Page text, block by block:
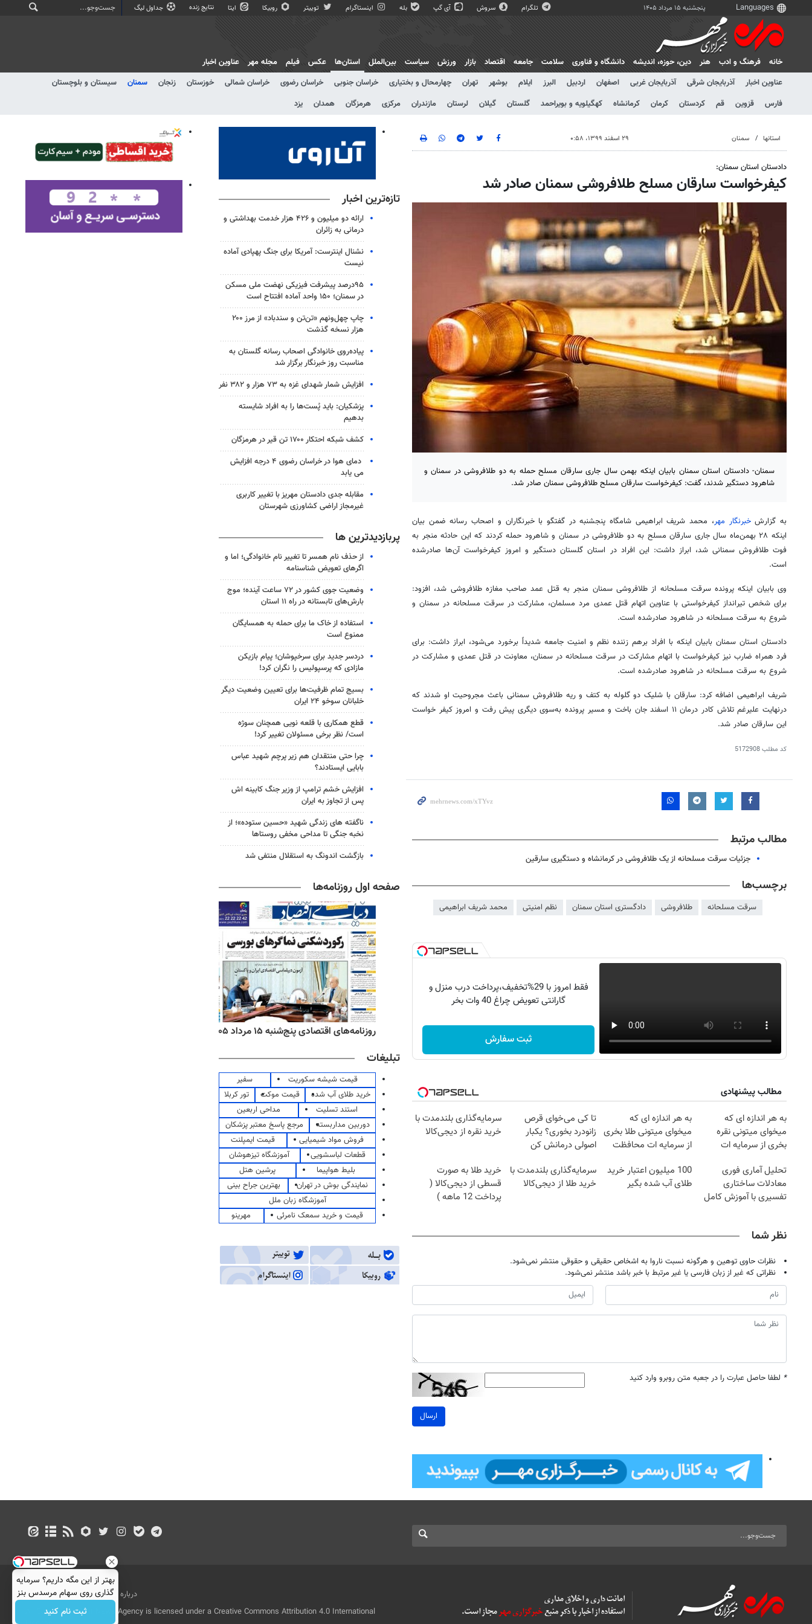
پنجشنبه ۱۵ مرداد ۱۴۰۵ تلگرام سروش آی گپ بله اینستاگرام توییتر روبیکا ایتا نتایج زنده جداول لیگ
خانه فرهنگ و ادب هنر دين، حوزه، انديشه دانشگاه و فناوری سلامت جامعه اقتصاد بازار ورزش سیاست بین‌الملل
استان‌ها
عناوین اخبار
آذربایجان شرقی آذربایجان غربی اصفهان اردبیل البرز ایلام بوشهر تهران چهارمحال و بختیاری خراسان جنوبی خراسان رضوی خراسان شمالی خوزستان زنجان سمنان
سیستان و بلوچستان
فارس
قزوین قم کردستان کرمان کرمانشاه کهگیلویه و بویراحمد گلستان گیلان لرستان مازندران مرکزی هرمزگان همدان یزد
عکس فیلم مجله مهر عناوین اخبار
استانها سمنان ۲۹ اسفند ۱۳۹۹، ۰:۵۸
دادستان استان سمنان:
کیفرخواست سارقان مسلح طلافروشی سمنان صادر شد
سمنان- دادستان استان سمنان بابیان اینکه بهمن سال جاری سارقان مسلح حمله به دو طلافروشی در سمنان و
شاهرود دستگیر شدند، گفت: کیفرخواست سارقان مسلح طلافروشی سمنان صادر شد.
به گزارشخبرنگار مهر، محمد شریف ابراهیمی شامگاه پنجشنبهدر گفتگو با خبرنگاران و اصحاب رسانه ضمن بیان
اینکه ۲۸ بهمن‌ماه سال جاری سارقان مسلح به دو طلافروشی در سمنان و شاهرود حمله کردند که این حادثه منجر به
فوت طلافروش سمنانی شد، ابراز داشت: این افراد در استان گلستان دستگیر و امروز کیفرخواست آن‌ها صادرشده
است.
وی بابیان اینکه پرونده سرقت مسلحانه از طلافروشی سمنان منجر به قتل عمد صاحب مغازه طلافروشی شد، افزود:
برای شخص تیرانداز کیفرخواستی با عناوین اتهام قتل عمدی مرد مسلمان، مشارکت در سرقت مسلحانه در سمنان و
شروع به سرقت مسلحانه در شاهرود صادرشده است.
دادستان استان سمنان بابیان اینکه با افراد برهم زننده نظم و امنیت جامعه شدیداً برخورد می‌شود، ابراز داشت: برای
فرد همراه ضارب نیز کیفرخواست با اتهام مشارکت در سرقت مسلحانه در سمنان، معاونت در قتل عمدی و مشارکت در
شروع به سرقت مسلحانه در شاهرود صادرشده است.
شریف ابراهیمی اضافه کرد: سارقان با شلیک دو گلوله به کتف و ریه طلافروش سمنانی باعث مجروحیت او شدند که
درنهایت علیرغم تلاش کادر درمان ۱۱ اسفند جان باخت و مسیر پرونده به‌سوی دیگری پیش رفت و امروز کیفر خواست
این سارقان صادر شد.
کد مطلب5172908
مطالب مرتبط
جزئیات سرقت مسلحانه از یک طلافروشی در کرمانشاه و دستگیری سارقین
برچسب‌ها
سرقت مسلحانه طلافروشی دادگستری استان سمنان نظم امنیتی محمد شریف ابراهیمی
فقط امروز با 29%تخفیف،پرداخت درب منزل و
گارانتی تعویض چراغ 40 وات بخر
ثبت سفارش
مطالب پیشنهادی
به هر اندازه ای که
میخوای میتونی نقره
بخری از سرمایه ات
به هر اندازه ای که
میخوای میتونی طلا بخری
از سرمایه ات محافظت
تا کی می‌خوای قرص
زانودرد بخوری؟ یکبار
اصولی درمانش کن
سرمایه‌گذاری بلندمدت با
خرید نقره از دیجی‌کالا
تحلیل آماری فوری
معادلات ساختاری
تفسیری با آموزش کامل
100 میلیون اعتبار خرید
طلای آب شده بگیر
سرمایه‌گذاری بلندمدت با
خرید طلا از دیجی‌کالا
خرید طلا به صورت
قسطی از دیجی‌کالا (
پرداخت 12 ماهه )
نظر شما
نظرات حاوی توهین و هرگونه نسبت ناروا به اشخاص حقیقی و حقوقی منتشر نمی‌شود.
نظراتی که غیر از زبان فارسی یا غیر مرتبط با خبر باشد منتشر نمی‌شود.
* لطفا حاصل عبارت را در جعبه متن روبرو وارد کنید
ارسال
تازه‌ترین اخبار
ارائه دو میلیون و ۴۲۶ هزار خدمت بهداشتی و
درمانی به زائران
نشنال اینترست: آمریکا برای جنگ پهپادی آماده
نیست
۹۵درصد پیشرفت فیزیکی نهضت ملی مسکن
در سمنان؛ ۱۵۰ واحد آماده افتتاح است
چاپ چهل‌ونهم «تن‌تن و سندباد» از مرز ۲۰۰
هزار نسخه گذشت
پیاده‌روی خانوادگی اصحاب رسانه گلستان به
مناسبت روز خبرنگار برگزار شد
افزایش شمار شهدای غزه به ۷۳ هزار و ۳۸۲ نفر
پزشکیان: باید پُست‌ها را به افراد شایسته
بدهیم
کشف شبکه احتکار ۱۷۰۰ تن قیر در هرمزگان
دمای هوا در خراسان رضوی ۴ درجه افزایش
می یابد
مقابله جدی دادستان مهریز با تغییر کاربری
غیرمجاز اراضی کشاورزی شهرستان
پربازدیدترین ها
از حذف نام همسر تا تغییر نام خانوادگی؛ اما و
اگرهای تعویض شناسنامه
وضعیت جوی کشور در ۷۲ ساعت آینده؛ موج
بارش‌های تابستانه در راه ۱۱ استان
استفاده از خاک ما برای حمله به همسایگان
ممنوع است
دردسر جدید برای سرخپوشان؛ پیام بازیکن
مازادی که پرسپولیس را نگران کرد!
بسیج تمام ظرفیت‌ها برای تعیین وضعیت دیگر
خلبانان سوخو ۲۴ ایران
قطع همکاری با قلعه نویی همچنان سوژه
است/ نظر برخی مسئولان تغییر کرد!
چرا حتی منتقدان هم زیر پرچم شهید عباس
بابایی ایستادند؟
افزایش خشم ترامپ از وزیر جنگ کابینه اش
پس از تجاوز به ایران
ناگفته های زندگی شهید «حسین ستوده»؛ از
نخبه جنگی تا مداحی مخفی روستاها
بازگشت اندونگ به استقلال منتفی شد
صفحه اول روزنامه‌ها
روزنامه‌های اقتصادی چهارشنبه ۱۴ مرداد ۱۴۰۵ روزنامه‌های ورزشی پنج‌شنبه ۱۵ مرداد ۱۴۰۵ روزنامه‌های اقتصادی پنج‌شنبه ۱۵ مرداد ۱۴۰۵
تبلیغات
قیمت شیشه سکوریت
سفیر
خرید طلای آب شده
قیمت موکت
تور کربلا
استند تسلیت
مداحی اربعین
دوربین مداربسته
مرجع پاسخ معتبر پزشکان
فروش مواد شیمیایی
قیمت ایمپلنت
قطعات لباسشویی
آموزشگاه تیزهوشان
بلیط هواپیما
پرشین هتل
نمایندگی بوش در تهران
بهترین جراح بینی
آموزشگاه زبان ملل
قیمت و خرید سمعک نامرئی
مهرینو
درباره ما تماس با ما
بازرگانی
All Content by Mehr News Agency is licensed under a Creative Commons Attribution 4.0 International
بهتر از این مگه داریم؟ سرمایه
گذاری روی سهام مرسدس بنز
ثبت نام کنید